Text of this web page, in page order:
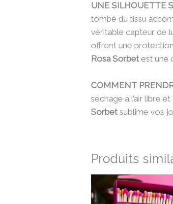
UNE SILHOUETTE
tombé du tissu
véritable capteur de
offrent une
Rosa Sorbetest une
COMMENT
séchage à l’air libre
Sorbetsublime vos
Produits